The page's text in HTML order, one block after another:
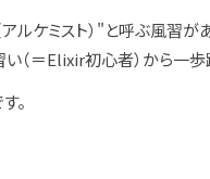
ケミスト）"と呼ぶ風習があ
（＝Elixir初心者）から一
。